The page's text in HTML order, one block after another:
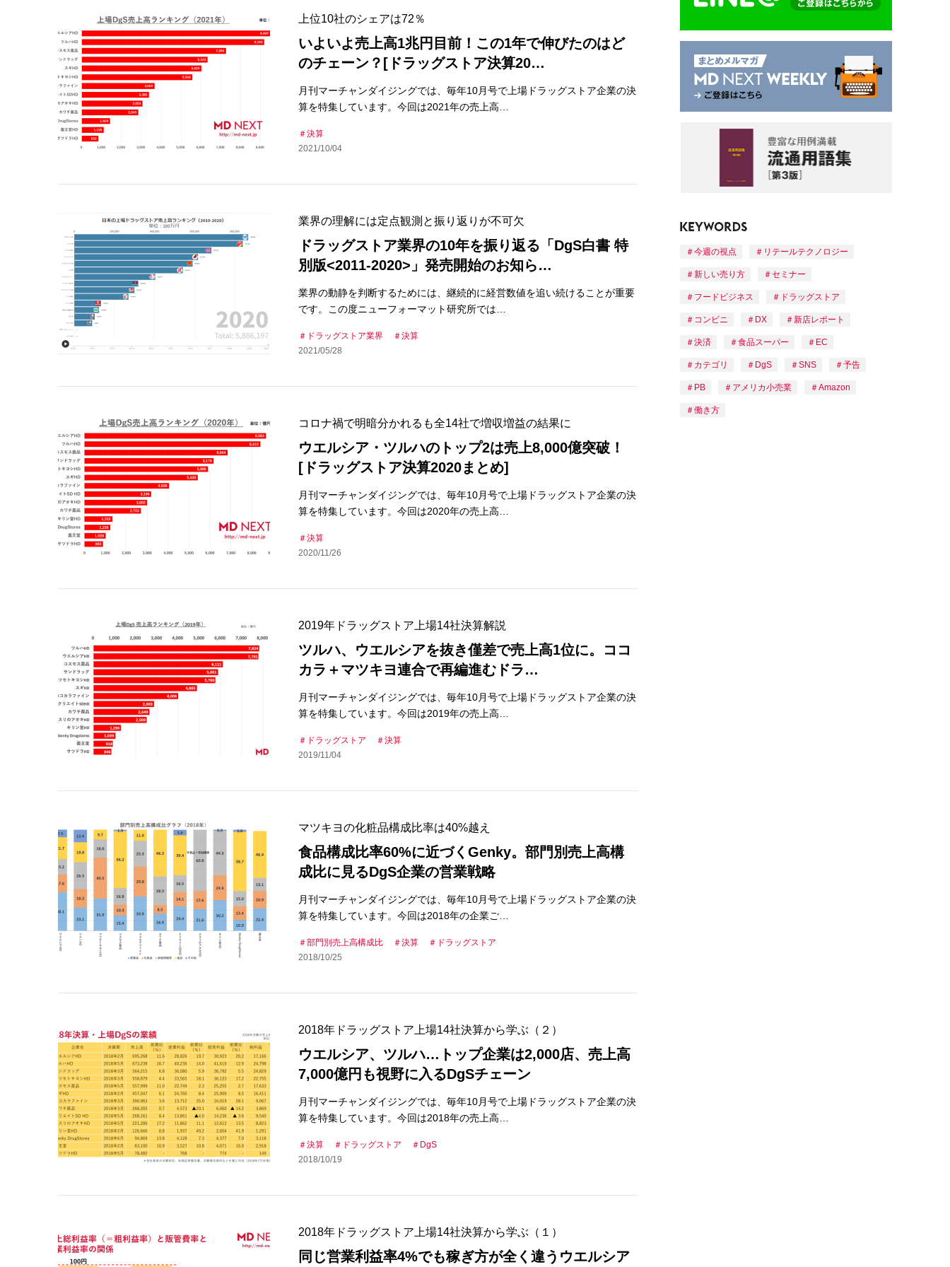
上位10社のシェアは72％
いよいよ売上高1兆円目前！この1年で伸びたのはど
のチェーン？[ドラッグストア決算20…
月刊マーチャンダイジングでは、毎年10月号で上場ドラッグストア企業の決
算を特集しています。今回は2021年の売上高…
決算
2021/10/04
業界の理解には定点観測と振り返りが不可欠
ドラッグストア業界の10年を振り返る「DgS白書 特
別版<2011-2020>」発売開始のお知ら…
業界の動静を判断するためには、継続的に経営数値を追い続けることが重要
です。この度ニューフォーマット研究所では…
ドラッグストア業界
決算
2021/05/28
コロナ禍で明暗分かれるも全14社で増収増益の結果に
ウエルシア・ツルハのトップ2は売上8,000億突破！
[ドラッグストア決算2020まとめ]
月刊マーチャンダイジングでは、毎年10月号で上場ドラッグストア企業の決
算を特集しています。今回は2020年の売上高…
決算
2020/11/26
2019年ドラッグストア上場14社決算解説
ツルハ、ウエルシアを抜き僅差で売上高1位に。ココ
カラ＋マツキヨ連合で再編進むドラ…
月刊マーチャンダイジングでは、毎年10月号で上場ドラッグストア企業の決
算を特集しています。今回は2019年の売上高…
ドラッグストア
決算
2019/11/04
マツキヨの化粧品構成比率は40%越え
食品構成比率60%に近づくGenky。部門別売上高構
成比に見るDgS企業の営業戦略
月刊マーチャンダイジングでは、毎年10月号で上場ドラッグストア企業の決
算を特集しています。今回は2018年の企業ご…
部門別売上高構成比 決算
ドラッグストア
2018/10/25
2018年ドラッグストア上場14社決算から学ぶ（２）
ウエルシア、ツルハ…トップ企業は2,000店、売上高
7,000億円も視野に入るDgSチェーン
月刊マーチャンダイジングでは、毎年10月号で上場ドラッグストア企業の決
算を特集しています。今回は2018年の売上高…
決算 ドラッグストア
DgS
2018/10/19
2018年ドラッグストア上場14社決算から学ぶ（１）
同じ営業利益率4%でも稼ぎ方が全く違うウエルシア
今週の視点 リテールテクノロジー
新しい売り方 セミナー
フードビジネス ドラッグストア
コンビニ DX 新店レポート
決済 食品スーパー EC
カテゴリ DgS SNS 予告
PB アメリカ小売業 Amazon
働き方